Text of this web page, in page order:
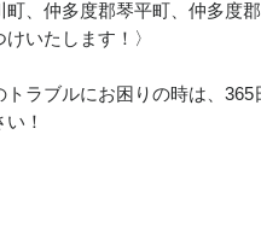
、仲多度郡琴平町、仲多度
いたします！〉
ラブルにお困りの時は、
！